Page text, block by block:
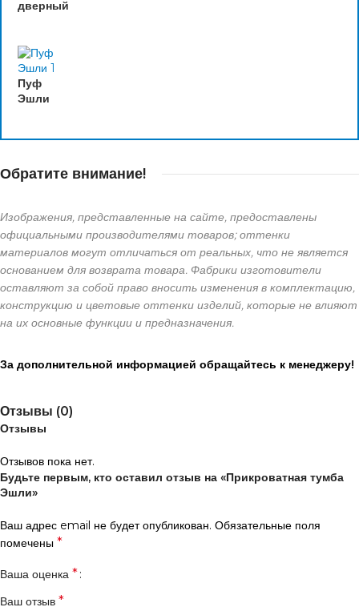
дверный
Пуф
Эшли
Обратите внимание!
Изображения, представленные на сайте, предоставлены
официальными производителями товаров; оттенки
материалов могут отличаться от реальных, что не является
основанием для возврата товара. Фабрики изготовители
оставляют за собой право вносить изменения в комплектацию,
конструкцию и цветовые оттенки изделий, которые не влияют
на их основные функции и предназначения.
За дополнительной информацией обращайтесь к менеджеру!
Отзывы (0)
Отзывы
Отзывов пока нет.
Будьте первым, кто оставил отзыв на «Прикроватная тумба
Эшли»
Ваш адрес email не будет опубликован. Обязательные поля
помечены *
Ваша оценка *
Ваш отзыв *